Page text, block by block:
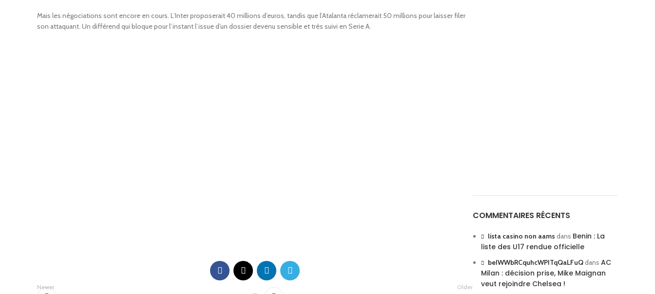
Mais les négociations sont encore en cours. L’Inter proposerait 40 millions d’euros, tandis que l’Atalanta réclamerait 50 millions pour laisser filer
son attaquant. Un différend qui bloque pour l’instant l’issue d’un dossier devenu sensible et très suivi en Serie A.
Newer Older
COMMENTAIRES RÉCENTS
lista casino non aams dans Benin : La
liste des U17 rendue officielle
beIWWbRCquhcWPITqQaLFuQdans AC
Milan : décision prise, Mike Maignan
veut rejoindre Chelsea !